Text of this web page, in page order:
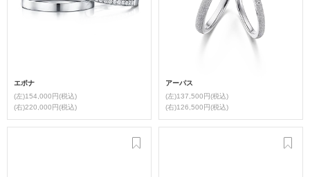
エポナ
(左)154,000円(税込)
(右)220,000円(税込)
アーパス
(左)137,500円(税込)
(右)126,500円(税込)